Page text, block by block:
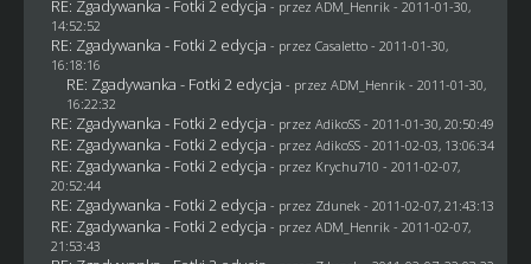
RE: Zgadywanka - Fotki 2 edycja - przez ADM_Henrik - 2011-01-30,
14:52:52
RE: Zgadywanka - Fotki 2 edycja - przez Casaletto- 2011-01-30,
16:18:16
RE: Zgadywanka - Fotki 2 edycja - przez ADM_Henrik - 2011-01-30,
16:22:32
RE: Zgadywanka - Fotki 2 edycja - przez AdikoSS - 2011-01-30, 20:50:49
RE: Zgadywanka - Fotki 2 edycja - przez AdikoSS - 2011-02-03, 13:06:34
RE: Zgadywanka - Fotki 2 edycja - przez Krychu710 - 2011-02-07,
20:52:44
RE: Zgadywanka - Fotki 2 edycja - przez Zdunek - 2011-02-07, 21:43:13
RE: Zgadywanka - Fotki 2 edycja - przez ADM_Henrik - 2011-02-07,
21:53:43